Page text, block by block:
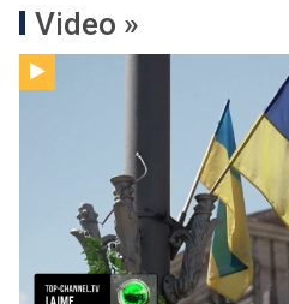
Video »